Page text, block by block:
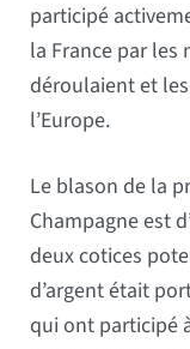
participé
la France par les
déroulaient et
l’Europe.
Le blason de la
Champagne est
deux cotices
d’argent était
qui ont participé